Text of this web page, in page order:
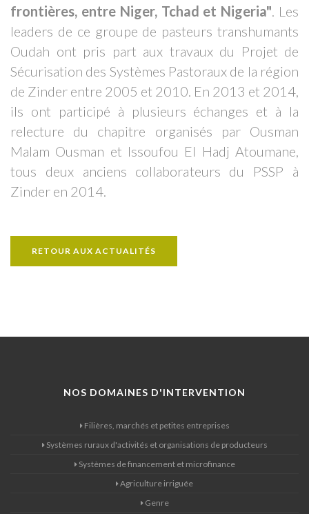
frontières, entre Niger, Tchad et Nigeria". Les
leaders de ce groupe de pasteurs transhumants
Oudah ont pris part aux travaux du Projet de
Sécurisation des Systèmes Pastoraux de la région
de Zinder entre 2005 et 2010. En 2013 et 2014,
ils ont participé à plusieurs échanges et à la
relecture du chapitre organisés par Ousman
Malam Ousman et Issoufou El Hadj Atoumane,
tous deux anciens collaborateurs du PSSP à
Zinder en 2014.
RETOUR AUX ACTUALITÉS
NOS DOMAINES D'INTERVENTION
Filières, marchés et petites entreprises
Systèmes ruraux d'activités et organisations de producteurs
Systèmes de financement et microfinance
Agriculture irriguée
Genre